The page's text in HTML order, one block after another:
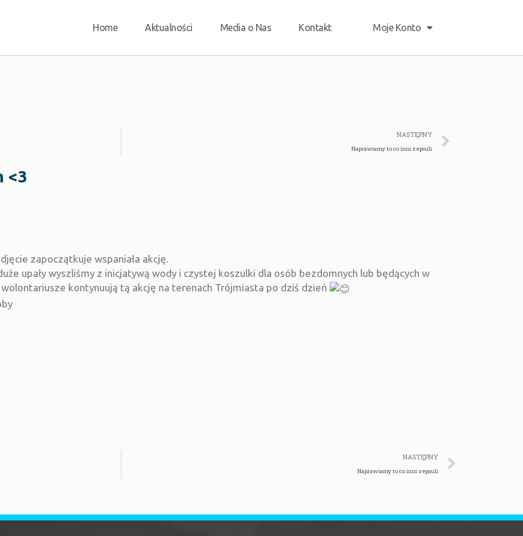
Home Aktualności Media o Nas Kontakt Moje Konto
NASTĘPNY
Naprawiamy to co inni zepsuli
<3
zapoczątkuje wspaniała akcję.
upały wyszliśmy z inicjatywą wody i czystej koszulki dla osób bezdomnych lub będących w
kontynuują tą akcję na terenach Trójmiasta po dziś dzień
NASTĘPNY
Naprawiamy to co inni zepsuli